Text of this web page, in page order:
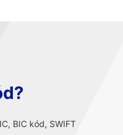
BIC kód, SWIFT